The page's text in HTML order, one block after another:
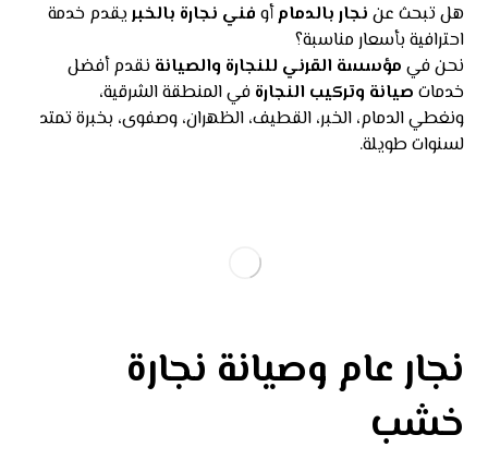
هل تبحث عن نجار بالدمامأو فني نجارة بالخبر يقدم خدمة
احترافية بأسعار مناسبة؟
نحن في مؤسسة القرني للنجارة والصيانة نقدم أفضل
خدمات صيانة وتركيب النجارة في المنطقة الشرقية،
ونغطي الدمام، الخبر، القطيف، الظهران، وصفوى، بخبرة تمتد
لسنوات طويلة.
نجار عام وصيانة نجارة
خشب